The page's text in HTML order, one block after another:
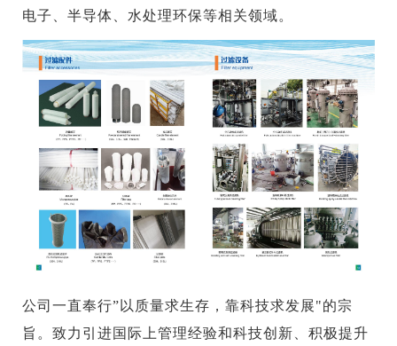
电子、半导体、水处理环保等相关领域。
公司一直奉行”以质量求生存，靠科技求发展"的宗
旨。致力引进国际上管理经验和科技创新、积极提升